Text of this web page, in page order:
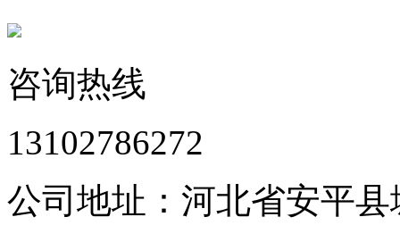
咨询热线
13102786272
公司地址：河北省安平